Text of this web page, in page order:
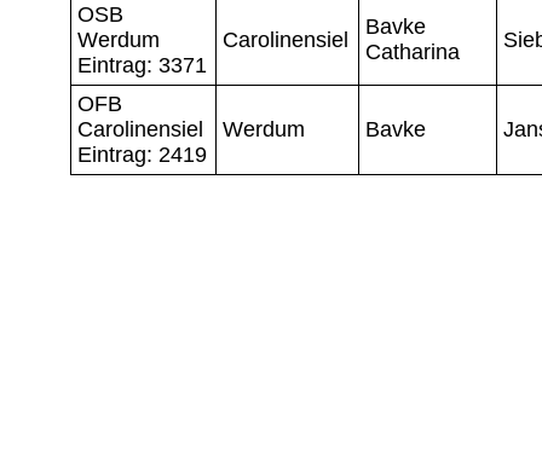
OSB
Werdum
Eintrag: 3371
Carolinensiel
Bavke
Catharina
OFB
Carolinensiel
Eintrag: 2419
Werdum Bavke